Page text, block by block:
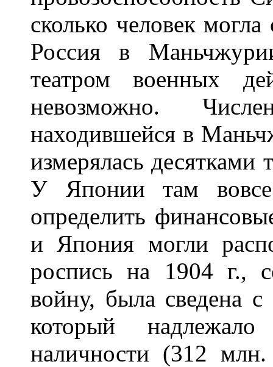
сколько человек
Россия в
театром военных
невозможно.
находившейся в
измерялась десятками
У Японии там
определить
и Япония могли
роспись на 1904 г.,
войну, была сведена
который
наличности (312